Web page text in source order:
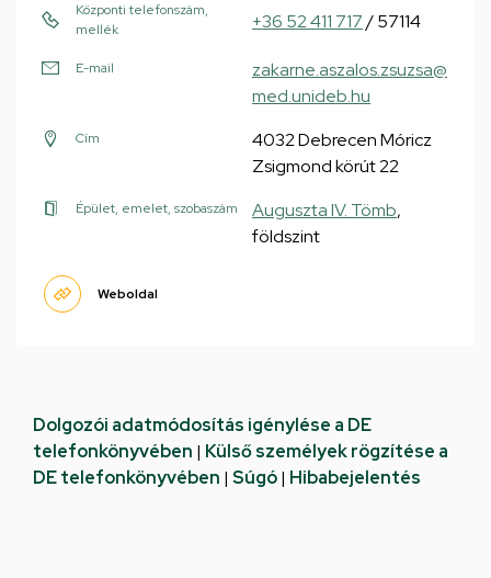
Központi telefonszám,
mellék
+36 52 411 717/ 57114
E-mail
zakarne.aszalos.zsuzsa@
med.unideb.hu
Cím
4032 Debrecen Móricz
Zsigmond körút 22
Épület, emelet, szobaszám Auguszta IV. Tömb,
földszint
Weboldal
Dolgozói adatmódosítás igénylése a DE
telefonkönyvében | Külső személyek rögzítése a
DE telefonkönyvében | Súgó| Hibabejelentés